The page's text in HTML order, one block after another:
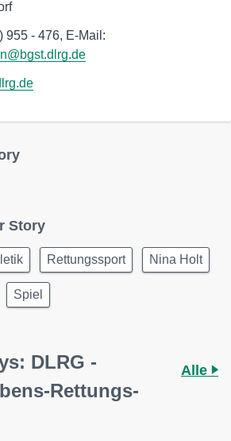
955 - 476, E-Mail:
Story
Rettungssport Nina Holt
Spiel
DLRG -
Rettungs-
Alle